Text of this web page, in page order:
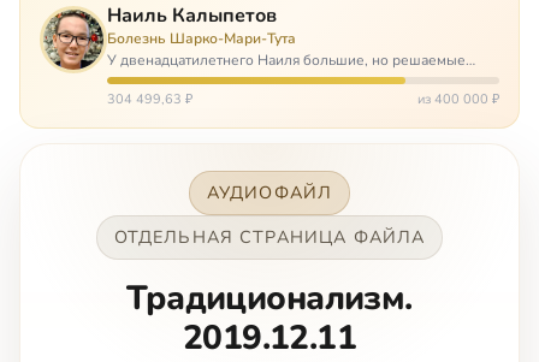
Наиль Калыпетов
Болезнь Шарко-Мари-Тута
У двенадцатилетнего Наиля большие, но решаемые
проблемы. Он болен редкой болезнью, которая ставит
перед ним множество непростых задача, угрожая в
304 499,63 ₽ из 400 000 ₽
АУДИОФАЙЛ
ОТДЕЛЬНАЯ СТРАНИЦА ФАЙЛА
Традиционализм.
2019.12.11